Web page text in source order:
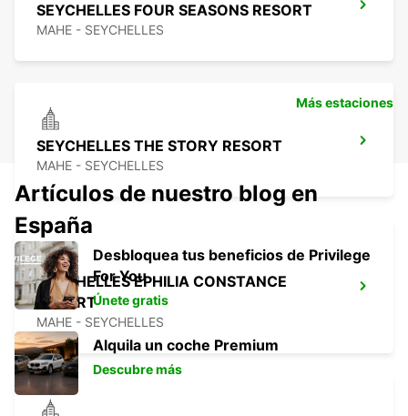
SEYCHELLES FOUR SEASONS RESORT
MAHE - SEYCHELLES
SEYCHELLES THE STORY RESORT
MAHE - SEYCHELLES
SEYCHELLES EPHILIA CONSTANCE
RESORT
MAHE - SEYCHELLES
Más estaciones
Artículos de nuestro blog en
España
Desbloquea tus beneficios de Privilege
For You
Únete gratis
Alquila un coche Premium
Descubre más